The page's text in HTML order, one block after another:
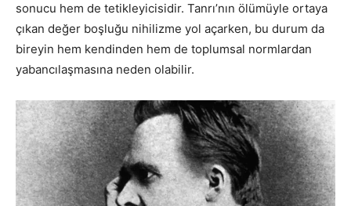
sonucu hem de tetikleyicisidir. Tanrı’nın ölümüyle ortaya
çıkan değer boşluğu nihilizme yol açarken, bu durum da
bireyin hem kendinden hem de toplumsal normlardan
yabancılaşmasına neden olabilir.